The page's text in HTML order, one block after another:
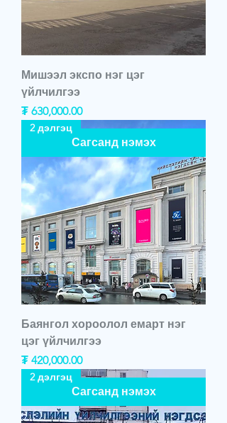
Мишээл экспо нэг цэг
үйлчилгээ
Price
₮ 630,000.00
Сагсанд нэмэх
2 дэлгэц
Баянгол хороолол емарт нэг
цэг үйлчилгээ
Price
₮ 420,000.00
Сагсанд нэмэх
2 дэлгэц